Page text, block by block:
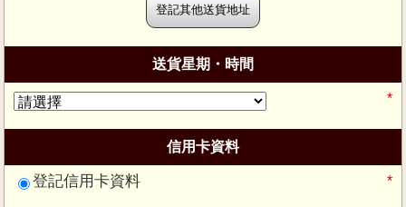
登記其他送貨地址
送貨星期・時間
信用卡資料
登記信用卡資料